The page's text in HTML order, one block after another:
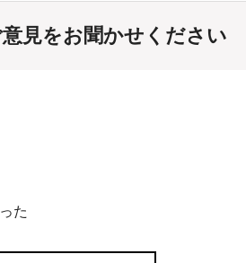
見をお聞かせください
た